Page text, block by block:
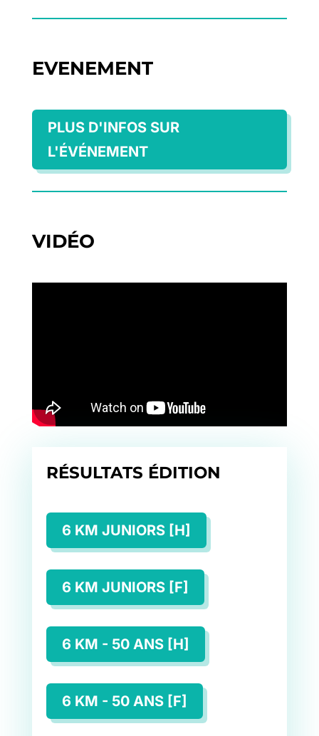
EVENEMENT
PLUS D'INFOS SUR
L'ÉVÉNEMENT
VIDÉO
RÉSULTATS ÉDITION
6 KM JUNIORS [H]
6 KM JUNIORS [F]
6 KM - 50 ANS [H]
6 KM - 50 ANS [F]